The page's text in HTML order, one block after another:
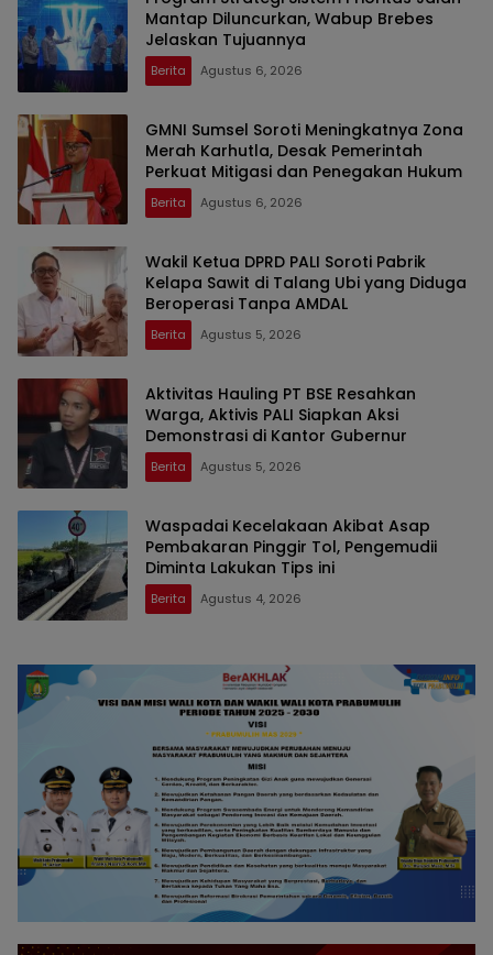
Mantap Diluncurkan, Wabup Brebes
Jelaskan Tujuannya
Berita Agustus 6, 2026
GMNI Sumsel Soroti Meningkatnya Zona
Merah Karhutla, Desak Pemerintah
Perkuat Mitigasi dan Penegakan Hukum
Berita Agustus 6, 2026
Wakil Ketua DPRD PALI Soroti Pabrik
Kelapa Sawit di Talang Ubi yang Diduga
Beroperasi Tanpa AMDAL
Berita Agustus 5, 2026
Aktivitas Hauling PT BSE Resahkan
Warga, Aktivis PALI Siapkan Aksi
Demonstrasi di Kantor Gubernur
Berita Agustus 5, 2026
Waspadai Kecelakaan Akibat Asap
Pembakaran Pinggir Tol, Pengemudii
Diminta Lakukan Tips ini
Berita Agustus 4, 2026